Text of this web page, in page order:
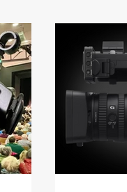
drei
Hier